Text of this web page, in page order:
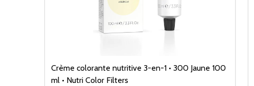
Crème colorante nutritive 3-en-1 • 300 Jaune 100
ml • Nutri Color Filters